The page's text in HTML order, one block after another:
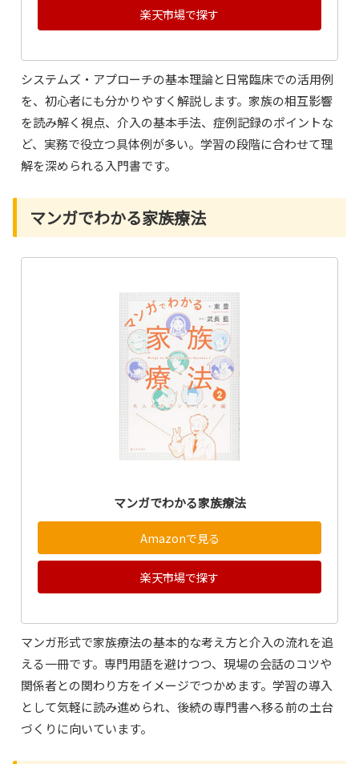
楽天市場で探す
システムズ・アプローチの基本理論と日常臨床での活用例
を、初心者にも分かりやすく解説します。家族の相互影響
を読み解く視点、介入の基本手法、症例記録のポイントな
ど、実務で役立つ具体例が多い。学習の段階に合わせて理
解を深められる入門書です。
マンガでわかる家族療法
マンガでわかる家族療法
Amazonで見る
楽天市場で探す
マンガ形式で家族療法の基本的な考え方と介入の流れを追
える一冊です。専門用語を避けつつ、現場の会話のコツや
関係者との関わり方をイメージでつかめます。学習の導入
として気軽に読み進められ、後続の専門書へ移る前の土台
づくりに向いています。